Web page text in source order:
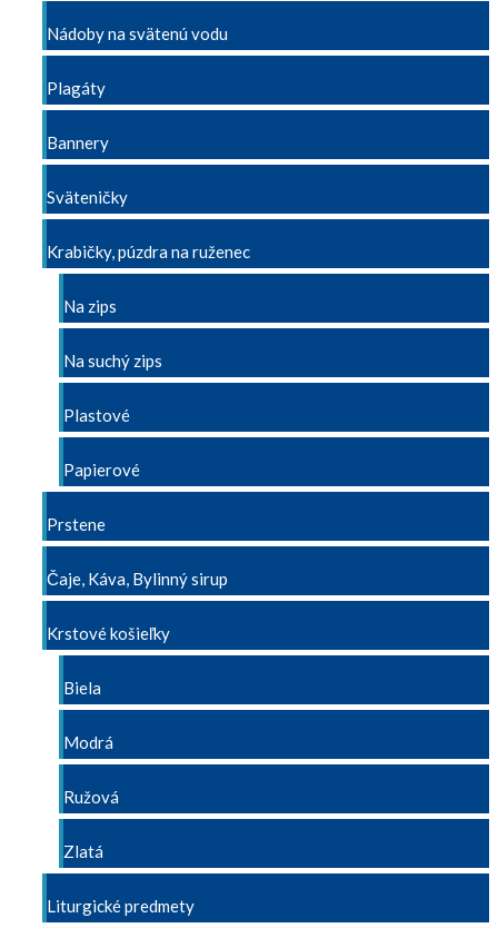
Nádoby na svätenú vodu
Plagáty
Bannery
Sväteničky
Krabičky, púzdra na ruženec
Na zips
Na suchý zips
Plastové
Papierové
Prstene
Čaje, Káva, Bylinný sirup
Krstové košieľky
Biela
Modrá
Ružová
Zlatá
Liturgické predmety